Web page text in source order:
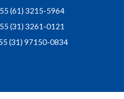
(61) 3215-5964
(31) 3261-0121
(31) 97150-0834